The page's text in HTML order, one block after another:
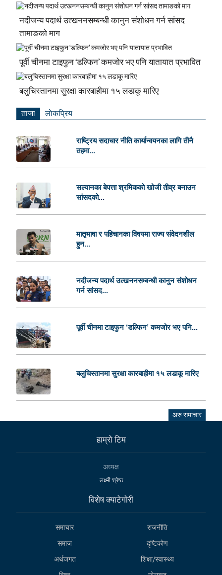
नदीजन्य पदार्थ उत्खननसम्बन्धी कानुन संशोधन गर्न सांसद
तामाङको माग
पूर्वी चीनमा टाइफुन ‘डल्फिन’ कमजोर भए पनि यातायात प्रभावित
बलुचिस्तानमा सुरक्षा कारबाहीमा १५ लडाकू मारिए
ताजा लाेकप्रिय
राष्ट्रिय सदाचार नीति कार्यान्वयनका लागि तीनै
तहमा...
सल्यानका बेपत्ता श्रमिकको खोजी तीव्र बनाउन
सांसदको...
मातृभाषा र पहिचानका विषयमा राज्य संवेदनशील
हुन...
नदीजन्य पदार्थ उत्खननसम्बन्धी कानुन संशोधन
गर्न सांसद...
पूर्वी चीनमा टाइफुन ‘डल्फिन’ कमजोर भए पनि...
बलुचिस्तानमा सुरक्षा कारबाहीमा १५ लडाकू मारिए
अरु समाचार
हाम्राे टिम
अध्यक्ष
लक्ष्मी श्रेष्ठ
विशेष क्याटेगाेरी
समाचार
राजनीति
समाज
दृष्टिकोण
अर्थजगत
शिक्षा/स्वास्थ्य